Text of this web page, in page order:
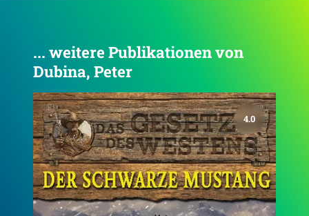
... weitere Publikationen von
Dubina, Peter
3.9